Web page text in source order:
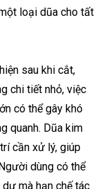
loại dũa cho tất
sau khi cắt,
chi tiết nhỏ, việc
có thể gây khó
quanh. Dũa kim
cần xử lý, giúp
dùng có thể
mà hạn chế tác